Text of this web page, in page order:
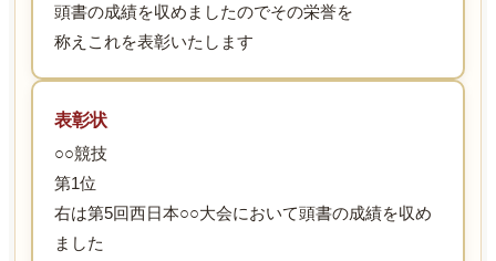
頭書の成績を収めましたのでその栄誉を
称えこれを表彰いたします
表彰状
○○競技
第1位
右は第5回西日本○○大会において頭書の成績を収め
ました